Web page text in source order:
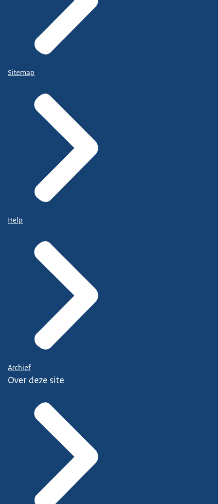
Sitemap
Help
Archief
Over deze site